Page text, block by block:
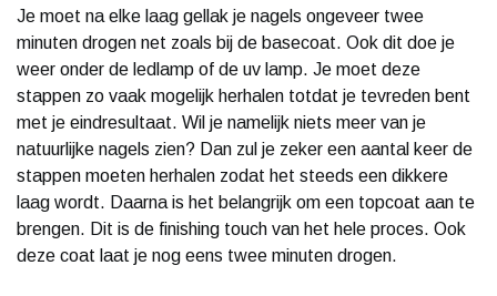
Je moet na elke laag gellak je nagels ongeveer twee
minuten drogen net zoals bij de basecoat. Ook dit doe je
weer onder de ledlamp of de uv lamp. Je moet deze
stappen zo vaak mogelijk herhalen totdat je tevreden bent
met je eindresultaat. Wil je namelijk niets meer van je
natuurlijke nagels zien? Dan zul je zeker een aantal keer de
stappen moeten herhalen zodat het steeds een dikkere
laag wordt. Daarna is het belangrijk om een topcoat aan te
brengen. Dit is de finishing touch van het hele proces. Ook
deze coat laat je nog eens twee minuten drogen.